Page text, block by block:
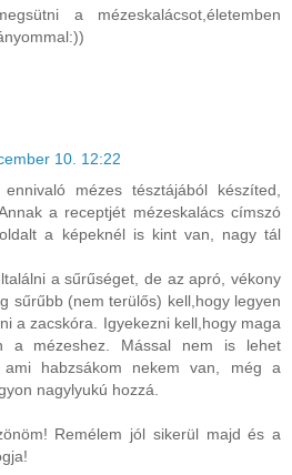
a mézeskalácsot,életemben
10. 12:22
mézes tésztájából készíted,
a receptjét mézeskalács címszó
a képeknél is kint van, nagy tál
a sűrűséget, de az apró, vékony
sűrűbb (nem terülős) kell,hogy legyen
a zacskóra. Igyekezni kell,hogy maga
a mézeshez. Mással nem is lehet
ami habzsákom nekem van, még a
nagylyukú hozzá.
Remélem jól sikerül majd és a